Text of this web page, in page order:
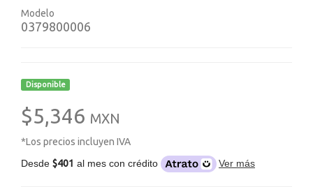
Modelo
0379800006
Disponible
$5,346 MXN
*Los precios incluyen IVA
Desde $401 al mes con crédito Ver más